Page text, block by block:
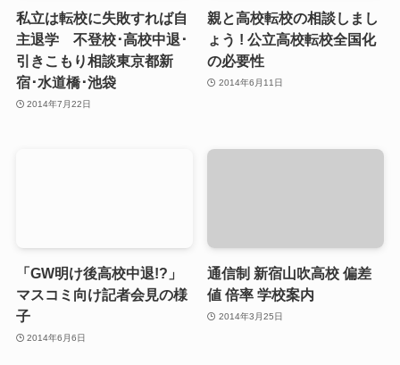
私立は転校に失敗すれば自
主退学 不登校･高校中退･
引きこもり相談東京都新
宿･水道橋･池袋
2014年7月22日
親と高校転校の相談しまし
ょう ! 公立高校転校全国化
の必要性
2014年6月11日
「GW明け後高校中退!?」
マスコミ向け記者会見の様
子
2014年6月6日
通信制 新宿山吹高校 偏差
値 倍率 学校案内
2014年3月25日